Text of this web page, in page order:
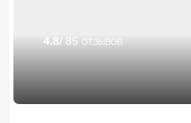
4.8/ 85 отзывов